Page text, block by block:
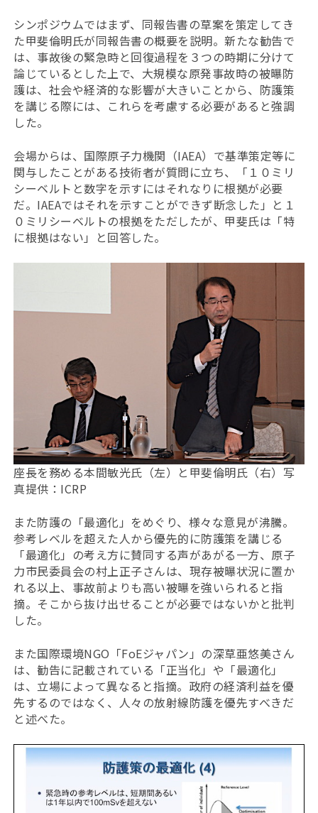
シンポジウムではまず、同報告書の草案を策定してき
た甲斐倫明氏が同報告書の概要を説明。新たな勧告で
は、事故後の緊急時と回復過程を３つの時期に分けて
論じているとした上で、大規模な原発事故時の被曝防
護は、社会や経済的な影響が大きいことから、防護策
を講じる際には、これらを考慮する必要があると強調
した。
会場からは、国際原子力機関（IAEA）で基準策定等に
関与したことがある技術者が質問に立ち、「１０ミリ
シーベルトと数字を示すにはそれなりに根拠が必要
だ。IAEAではそれを示すことができず断念した」と１
０ミリシーベルトの根拠をただしたが、甲斐氏は「特
に根拠はない」と回答した。
座長を務める本間敏光氏（左）と甲斐倫明氏（右）写
真提供：ICRP
また防護の「最適化」をめぐり、様々な意見が沸騰。
参考レベルを超えた人から優先的に防護策を講じる
「最適化」の考え方に賛同する声があがる一方、原子
力市民委員会の村上正子さんは、現存被曝状況に置か
れる以上、事故前よりも高い被曝を強いられると指
摘。そこから抜け出せることが必要ではないかと批判
した。
また国際環境NGO「FoEジャパン」の深草亜悠美さん
は、勧告に記載されている「正当化」や「最適化」
は、立場によって異なると指摘。政府の経済利益を優
先するのではなく、人々の放射線防護を優先すべきだ
と述べた。